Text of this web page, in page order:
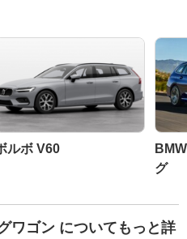
ルボ V60
グ
ワゴン についてもっと詳